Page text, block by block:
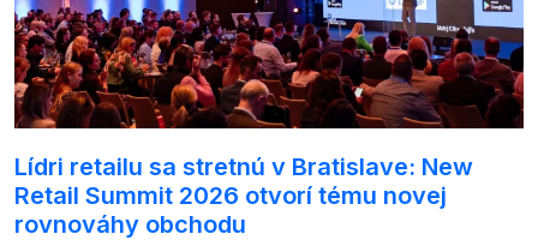
Lídri retailu sa stretnú v Bratislave: New
Retail Summit 2026 otvorí tému novej
rovnováhy obchodu